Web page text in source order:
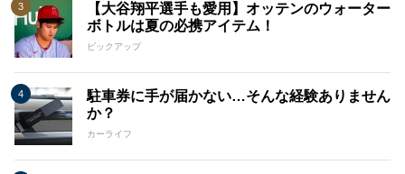
【大谷翔平選手も愛用】オッテンのウォーター
ボトルは夏の必携アイテム！
ピックアップ
駐車券に手が届かない…そんな経験ありません
か？
カーライフ